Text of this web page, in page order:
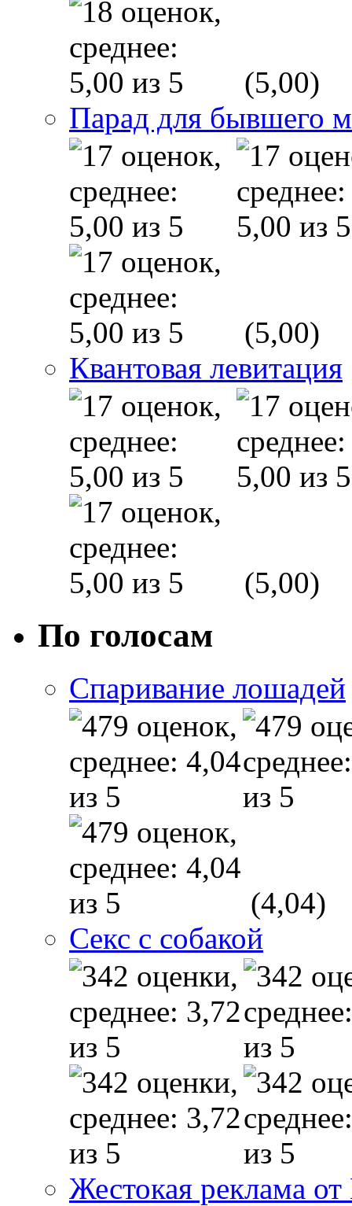
(5,00)
Парад для бывшего
(5,00)
Квантовая левитация
(5,00)
По голосам
Спаривание лошадей
(4,04)
Секс с собакой
Жестокая реклама